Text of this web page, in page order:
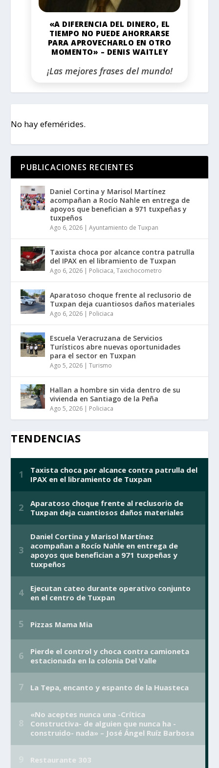
«A DIFERENCIA DEL DINERO, EL
TIEMPO NO PUEDE AHORRARSE
PARA APROVECHARLO EN OTRO
MOMENTO» – DENIS WAITLEY
¡Las mejores frases del mundo!
No hay efemérides.
PUBLICACIONES RECIENTES
Daniel Cortina y Marisol Martínez
acompañan a Rocío Nahle en entrega de
apoyos que benefician a 971 tuxpeñas y
tuxpeños
Ago 6, 2026 |Ayuntamiento de Tuxpan
Taxista choca por alcance contra patrulla
del IPAX en el libramiento de Tuxpan
Ago 6, 2026 | Policiaca,Taxichocometro
Aparatoso choque frente al reclusorio de
Tuxpan deja cuantiosos daños materiales
Ago 6, 2026 | Policiaca
Escuela Veracruzana de Servicios
Turísticos abre nuevas oportunidades
para el sector en Tuxpan
Ago 5, 2026 |Turismo
Hallan a hombre sin vida dentro de su
vivienda en Santiago de la Peña
Ago 5, 2026 | Policiaca
TENDENCIAS